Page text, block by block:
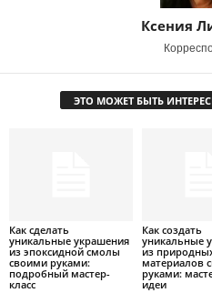
Ксения
ЭТО МОЖЕТ БЫТЬ
Как сделать
уникальные украшения
из эпоксидной смолы
своими руками:
подробный мастер-
класс
Как создать
уникальные
из
материалов
руками:
идеи